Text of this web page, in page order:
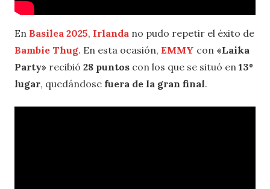
En Basilea 2025, Irlanda no pudo repetir el éxito de
Bambie Thug. En esta ocasión, EMMY con «Laika
Party» recibió 28 puntos con los que se situó en 13º
lugar, quedándose fuera de la gran final.